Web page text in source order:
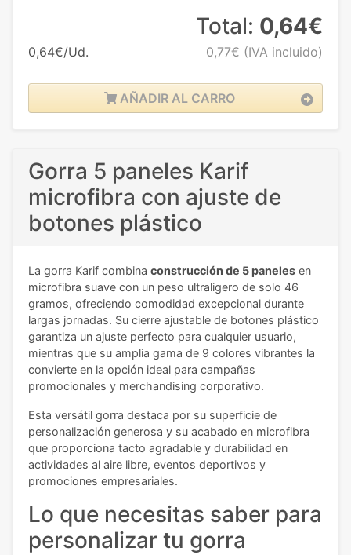
0,64€/Ud.
Total: 0,64€
0,77€ (IVA incluido)
AÑADIR AL CARRO
Gorra 5 paneles Karif
microfibra con ajuste de
botones plástico
La gorra Karif combina construcción de 5 paneles en
microfibra suave con un peso ultraligero de solo 46
gramos, ofreciendo comodidad excepcional durante
largas jornadas. Su cierre ajustable de botones plástico
garantiza un ajuste perfecto para cualquier usuario,
mientras que su amplia gama de 9 colores vibrantes la
convierte en la opción ideal para campañas
promocionales y merchandising corporativo.
Esta versátil gorra destaca por su superficie de
personalización generosa y su acabado en microfibra
que proporciona tacto agradable y durabilidad en
actividades al aire libre, eventos deportivos y
promociones empresariales.
Lo que necesitas saber para
personalizar tu gorra